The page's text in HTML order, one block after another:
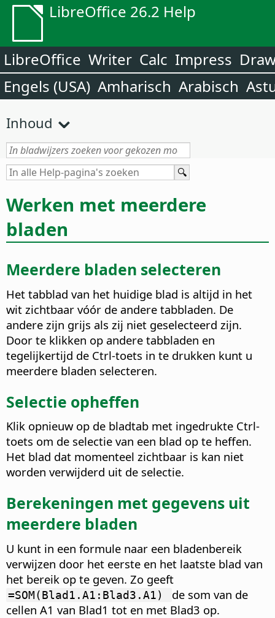
LibreOffice 26.2 Help
LibreOffice Writer Calc Impress
Engels (USA) Amharisch Arabisch
Inhoud
Werken met meerdere
bladen
Meerdere bladen selecteren
Het tabblad van het huidige blad is altijd in het
wit zichtbaar vóór de andere tabbladen. De
andere zijn grijs als zij niet geselecteerd zijn.
Door te klikken op andere tabbladen en
tegelijkertijd de Ctrl-toets in te drukken kunt u
meerdere bladen selecteren.
Selectie opheffen
Klik opnieuw op de bladtab met ingedrukte Ctrl-
toets om de selectie van een blad op te heffen.
Het blad dat momenteel zichtbaar is kan niet
worden verwijderd uit de selectie.
Berekeningen met gegevens uit
meerdere bladen
U kunt in een formule naar een bladenbereik
verwijzen door het eerste en het laatste blad van
het bereik op te geven. Zo geeft
=SOM(Blad1.A1:Blad3.A1)
de som van de
cellen A1 van Blad1 tot en met Blad3 op.